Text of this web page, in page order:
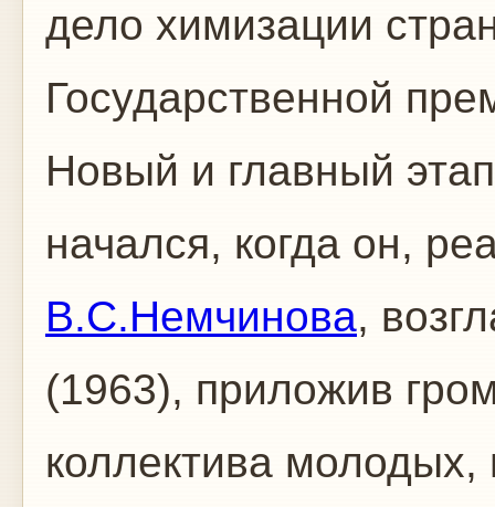
дело химизации
Государственной
Новый и главный
начался, когда он,
В.С.Немчинова,
(1963), приложив
коллектива